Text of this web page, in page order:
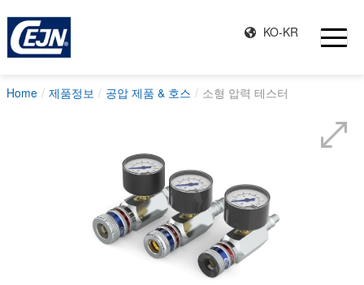
KO-KR
Home 제품정보 공압 제품 & 호스 소형 압력 테스터